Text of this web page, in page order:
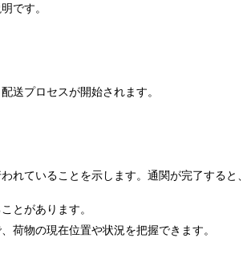
です。
送プロセスが開始されます。
れていることを示します。通関が完了すると、
とがあります。
荷物の現在位置や状況を把握できます。